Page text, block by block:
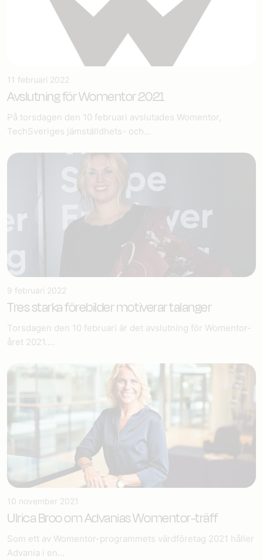
11 februari 2022
Avslutning för Womentor 2021
På torsdagen den 10 februari avslutades Womentor,
TechSveriges jämställdhets- och...
9 februari 2022
Tres starka förebilder motiverar talanger
Torsdagen den 10 februari är det avslutning för Womentor-
året 2021....
10 november 2021
Ulrica Broo om Advanias Womentor-träff
Som ett av Womentor-programmets värdföretag 2021 håller
Advania i en...